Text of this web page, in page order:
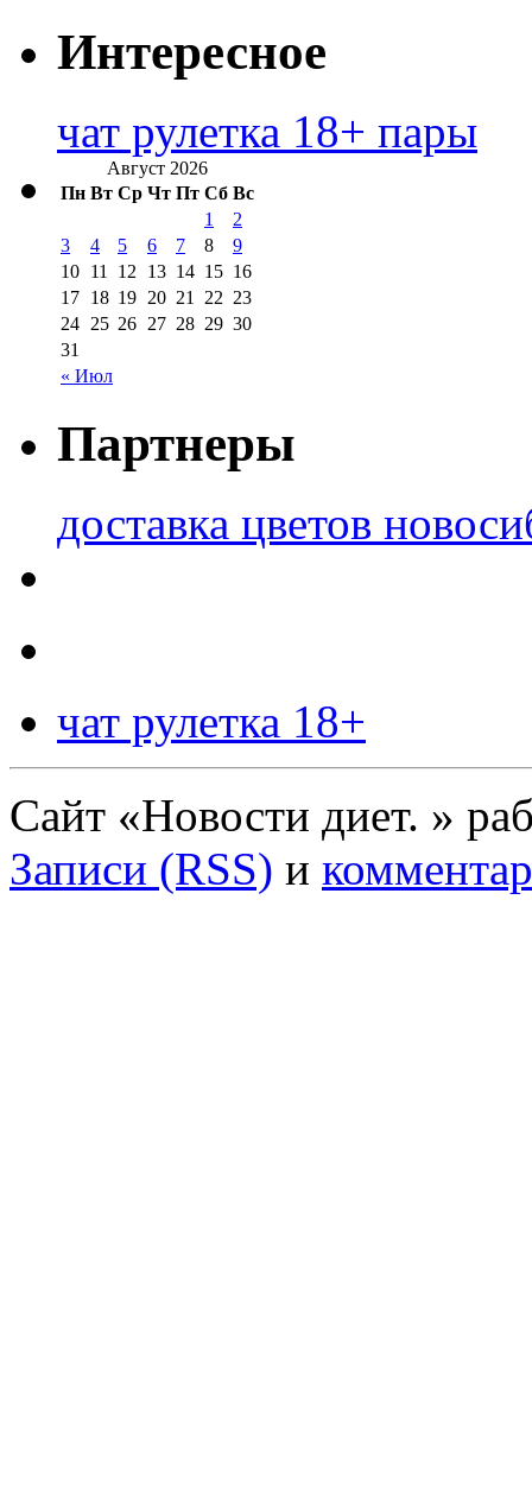
Интересное
чат рулетка 18+ пары
Август 2026
Пн Вт Ср Чт Пт Сб Вс
« Июл
1
2
3
4 5 6 7 8
9
10 11 12 13 14 15 16
17 18 19 20 21 22 23
24 25 26 27 28 29 30
31
Партнеры
доставка цветов
чат рулетка 18+
Сайт «Новости диет. »
Записи (RSS) и